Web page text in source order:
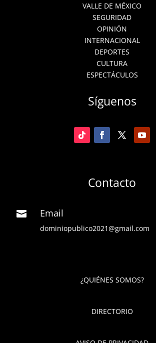
VALLE DE MÉXICO
SEGURIDAD
OPINIÓN
INTERNACIONAL
DEPORTES
CULTURA
ESPECTÁCULOS
Síguenos
Contacto
 Email
dominiopublico2021@gmail.com
¿QUIÉNES SOMOS?
DIRECTORIO